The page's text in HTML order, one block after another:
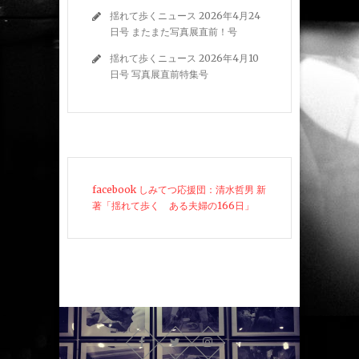
揺れて歩くニュース 2026年4月24
日号 またまた写真展直前！号
揺れて歩くニュース 2026年4月10
日号 写真展直前特集号
facebook しみてつ応援団：清水哲男 新
著「揺れて歩く ある夫婦の166日」